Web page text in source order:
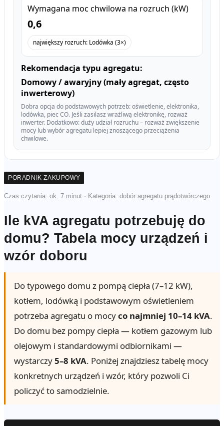
Wymagana moc chwilowa na rozruch (kW)
0,6
największy rozruch: Lodówka (3×)
Rekomendacja typu agregatu:
Domowy / awaryjny (mały agregat, często
inwerterowy)
Dobra opcja do podstawowych potrzeb: oświetlenie, elektronika,
lodówka, piec CO. Jeśli zasilasz wrażliwą elektronikę, rozważ
inwerter. Dodatkowo: duży udział rozruchu – rozważ zwiększenie
mocy lub wybór agregatu lepiej znoszącego przeciążenia
chwilowe.
PORADNIK ZAKUPOWY
Czas czytania: ok. 7 minut · Kategoria: dobór agregatu prądotwórczego
Ile kVA agregatu potrzebuję do
domu? Tabela mocy urządzeń i
wzór doboru
Do typowego domu z pompą ciepła (7–12 kW),
kotłem, lodówką i podstawowym oświetleniem
potrzeba agregatu o mocyco najmniej 10–14 kVA.
Do domu bez pompy ciepła — kotłem gazowym lub
olejowym i standardowymi odbiornikami —
wystarczy5–8 kVA. Poniżej znajdziesz tabelę mocy
konkretnych urządzeń i wzór, który pozwoli Ci
policzyć to samodzielnie.